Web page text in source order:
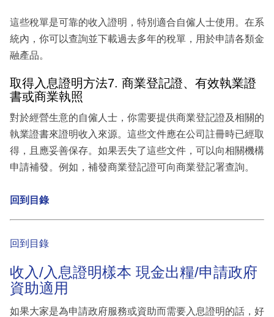
這些稅單是可靠的收入證明，特別適合自僱人士使用。在系
統內，你可以查詢並下載過去多年的稅單，用於申請各類金
融產品。
取得入息證明方法7. 商業登記證、有效執業證
書或商業執照
對於經營生意的自僱人士，你需要提供商業登記證及相關的
執業證書來證明收入來源。這些文件應在公司註冊時已經取
得，且應妥善保存。如果丟失了這些文件，可以向相關機構
申請補發。例如，補發商業登記證可向商業登記署查詢。
回到目錄
回到目錄
收入/入息證明樣本 現金出糧/申請政府
資助適用
如果大家是為申請政府服務或資助而需要入息證明的話，好